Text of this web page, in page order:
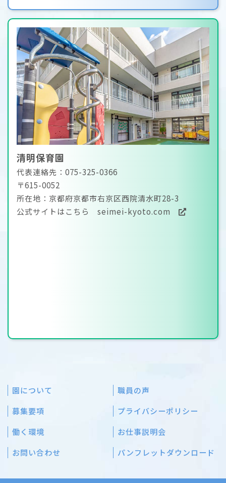
清明保育園
代表連絡先：075-325-0366
〒615-0052
所在地：京都府京都市右京区西院清水町28-3
公式サイトはこちら seimei-kyoto.com
園について
職員の声
募集要項
プライバシーポリシー
働く環境
お仕事説明会
お問い合わせ
パンフレットダウンロード